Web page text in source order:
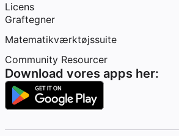
Licens
Graftegner
Matematikværktøjssuite
Community Resourcer
Download vores apps her: